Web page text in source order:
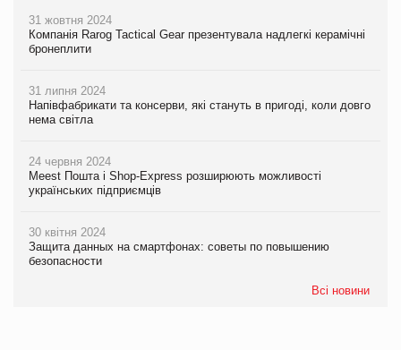
31 жовтня 2024
Компанія Rarog Tactical Gear презентувала надлегкі керамічні
бронеплити
31 липня 2024
Напівфабрикати та консерви, які стануть в пригоді, коли довго
нема світла
24 червня 2024
Meest Пошта і Shop-Express розширюють можливості
українських підприємців
30 квітня 2024
Защита данных на смартфонах: советы по повышению
безопасности
Всі новини